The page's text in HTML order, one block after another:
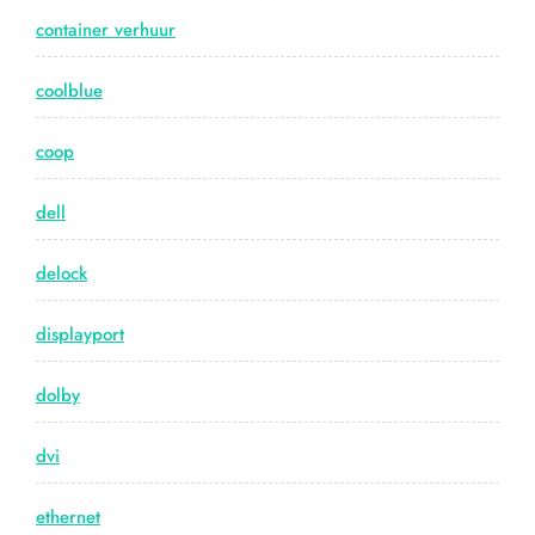
container verhuur
coolblue
coop
dell
delock
displayport
dolby
dvi
ethernet